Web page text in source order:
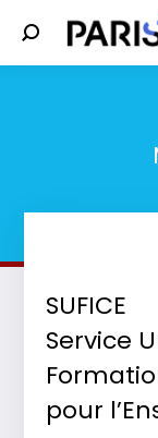
Search:
SUFICE
Service
pour